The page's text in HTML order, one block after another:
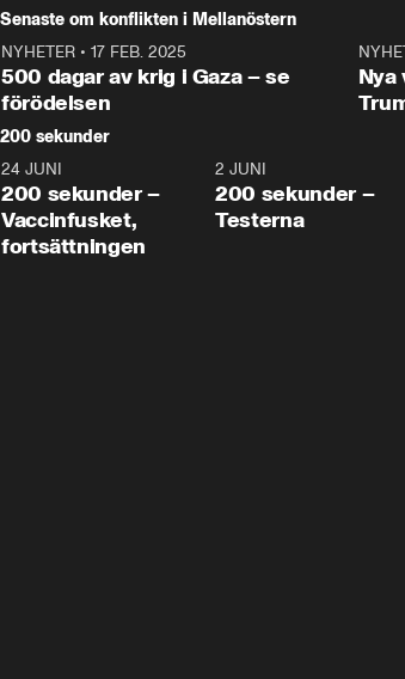
Senaste om konflikten i Mellanöstern
NYHETER • 17 FEB. 2025
500 dagar av krig i Gaza – se
förödelsen
Nya
200 sekunder
5:00
24 JUNI
200 sekunder –
Vaccinfusket,
fortsättningen
2 JUNI
200 sekunder –
Testerna